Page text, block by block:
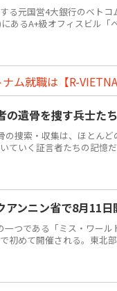
る元国営4大銀行のベト
あるA+級オフィスビル
ム就職は【R-
遺骨を捜す兵士たち
捜索・収集は、ほとん
ていく証言者たちの記
アンニン省で8月11日
つである「ミス・ワー
初めて開催される。東北